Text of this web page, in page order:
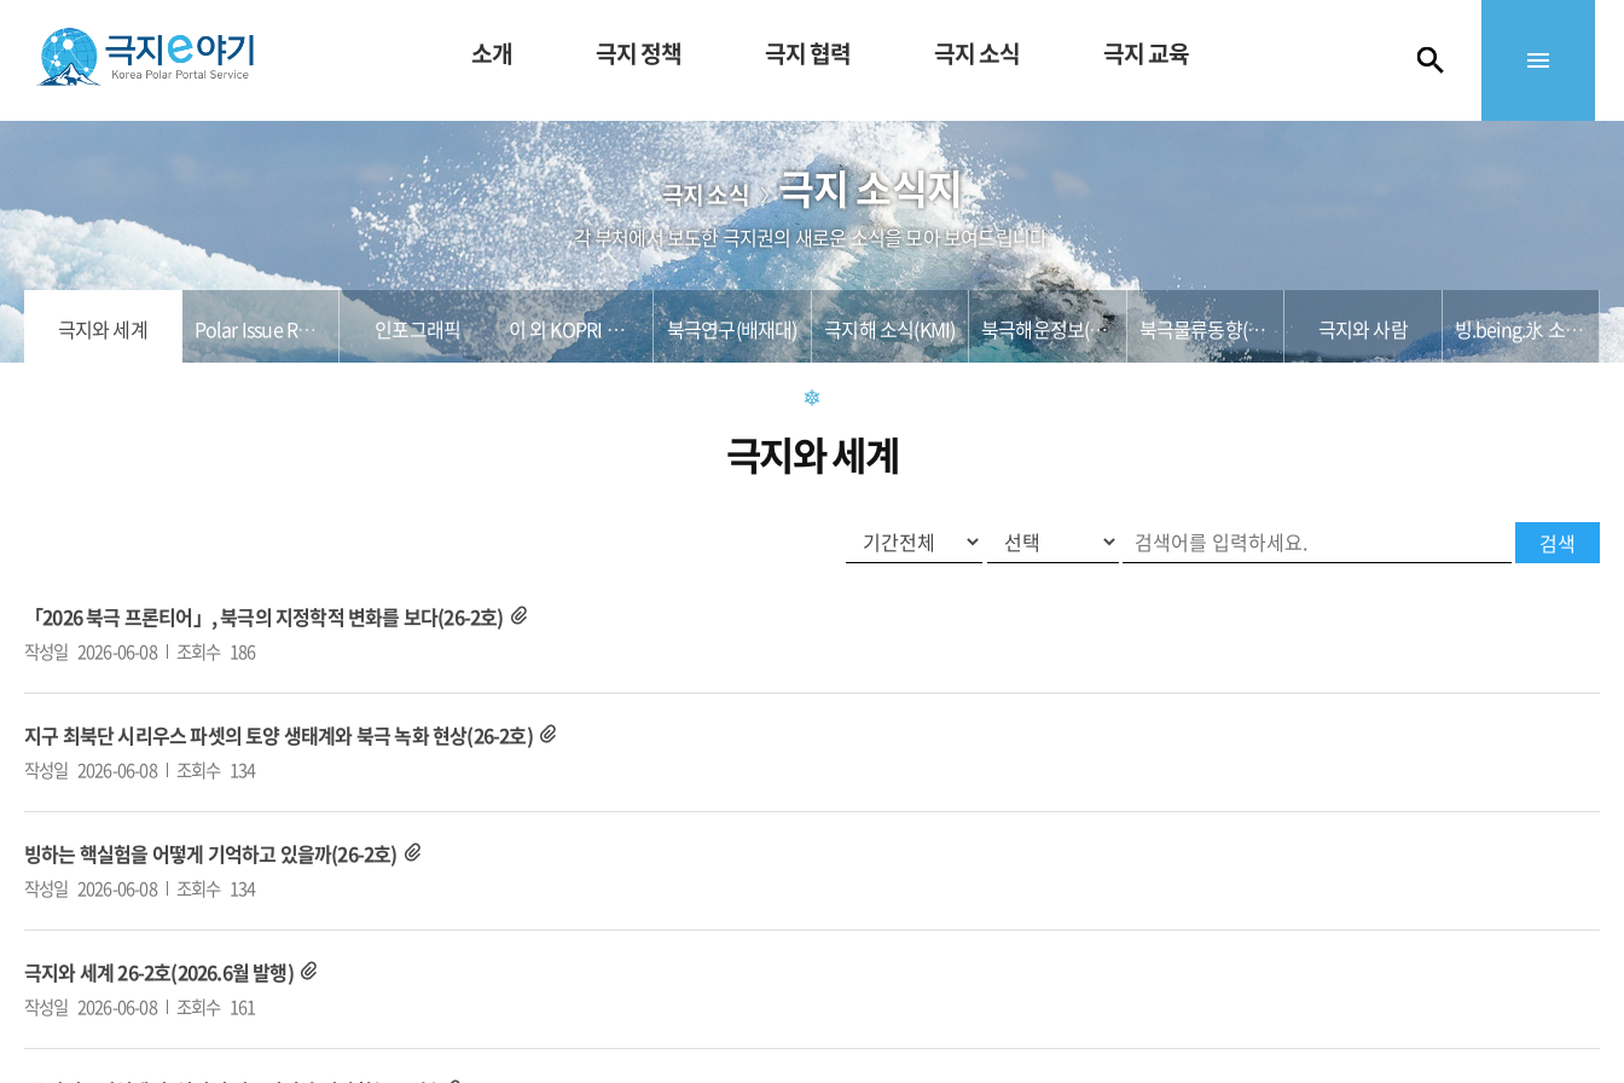
소개 극지 정책 극지 협력 극지 소식 극지 교육
극지 소식 극지 소식지
각 부처에서 보도한 극지권의 새로운 소식을 모아 보여드립니다.
극지와 세계 Polar Issue Report 인포그래픽 이 외 KOPRI 발간물 북극연구(배재대) 극지해 소식(KMI) 북극해운정보(KMI) 북극물류동향(영산대) 극지와 사람 빙.being.氷 소식지
극지와 세계
「2026 북극 프론티어」, 북극의 지정학적 변화를 보다(26-2호)
작성일 2026-06-08 조회수 186
지구 최북단 시리우스 파셋의 토양 생태계와 북극 녹화 현상(26-2호)
작성일 2026-06-08 조회수 134
빙하는 핵실험을 어떻게 기억하고 있을까(26-2호)
작성일 2026-06-08 조회수 134
극지와 세계 26-2호(2026.6월 발행)
작성일 2026-06-08 조회수 161